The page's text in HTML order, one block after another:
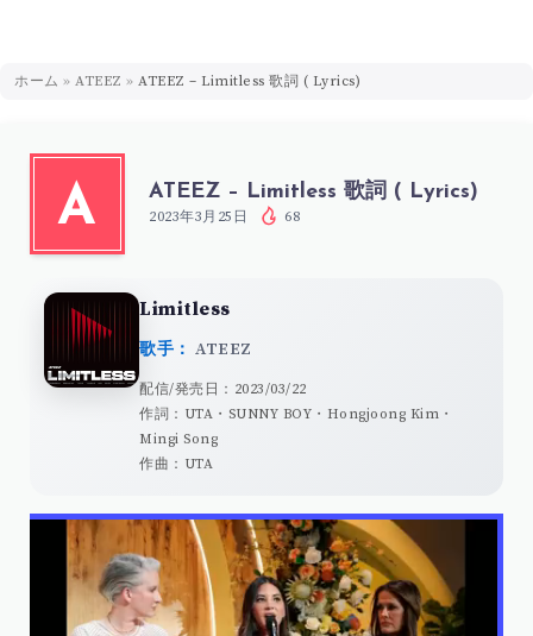
ホーム » ATEEZ » ATEEZ – Limitless 歌詞 ( Lyrics)
A ATEEZ – Limitless 歌詞 ( Lyrics)
2023年3月25日 68
Limitless
歌手： ATEEZ
配信/発売日：2023/03/22
作詞：UTA・SUNNY BOY・Hongjoong Kim・
Mingi Song
作曲：UTA